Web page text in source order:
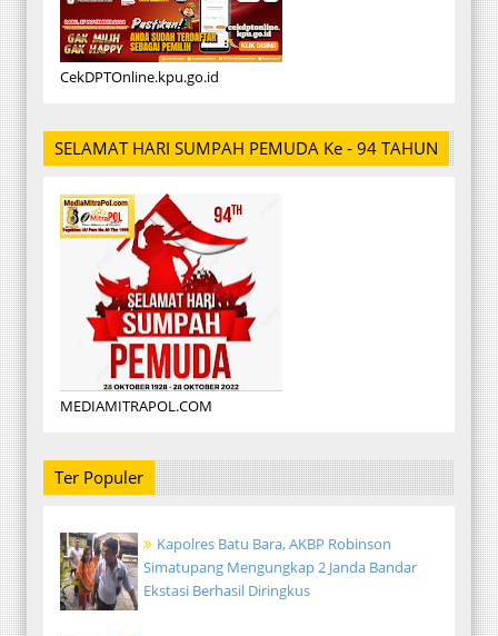
CekDPTOnline.kpu.go.id
SELAMAT HARI SUMPAH PEMUDA Ke - 94 TAHUN
MEDIAMITRAPOL.COM
Ter Populer
Kapolres Batu Bara, AKBP Robinson
Simatupang Mengungkap 2 Janda Bandar
Ekstasi Berhasil Diringkus